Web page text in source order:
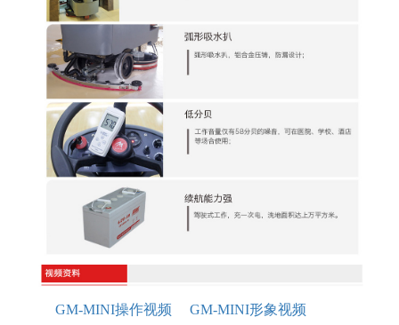
GM-MINI操作视频 GM-MINI形象视频